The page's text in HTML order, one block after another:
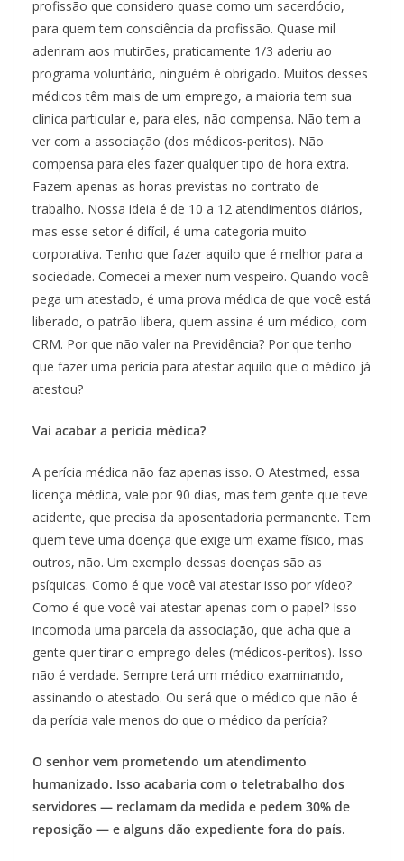
profissão que considero quase como um sacerdócio,
para quem tem consciência da profissão. Quase mil
aderiram aos mutirões, praticamente 1/3 aderiu ao
programa voluntário, ninguém é obrigado. Muitos desses
médicos têm mais de um emprego, a maioria tem sua
clínica particular e, para eles, não compensa. Não tem a
ver com a associação (dos médicos-peritos). Não
compensa para eles fazer qualquer tipo de hora extra.
Fazem apenas as horas previstas no contrato de
trabalho. Nossa ideia é de 10 a 12 atendimentos diários,
mas esse setor é difícil, é uma categoria muito
corporativa. Tenho que fazer aquilo que é melhor para a
sociedade. Comecei a mexer num vespeiro. Quando você
pega um atestado, é uma prova médica de que você está
liberado, o patrão libera, quem assina é um médico, com
CRM. Por que não valer na Previdência? Por que tenho
que fazer uma perícia para atestar aquilo que o médico já
atestou?
Vai acabar a perícia médica?
A perícia médica não faz apenas isso. O Atestmed, essa
licença médica, vale por 90 dias, mas tem gente que teve
acidente, que precisa da aposentadoria permanente. Tem
quem teve uma doença que exige um exame físico, mas
outros, não. Um exemplo dessas doenças são as
psíquicas. Como é que você vai atestar isso por vídeo?
Como é que você vai atestar apenas com o papel? Isso
incomoda uma parcela da associação, que acha que a
gente quer tirar o emprego deles (médicos-peritos). Isso
não é verdade. Sempre terá um médico examinando,
assinando o atestado. Ou será que o médico que não é
da perícia vale menos do que o médico da perícia?
O senhor vem prometendo um atendimento
humanizado. Isso acabaria com o teletrabalho dos
servidores — reclamam da medida e pedem 30% de
reposição — e alguns dão expediente fora do país.